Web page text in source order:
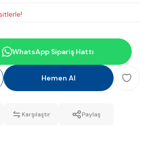
WhatsApp Sipariş Hattı
Hemen Al
Karşılaştır Paylaş